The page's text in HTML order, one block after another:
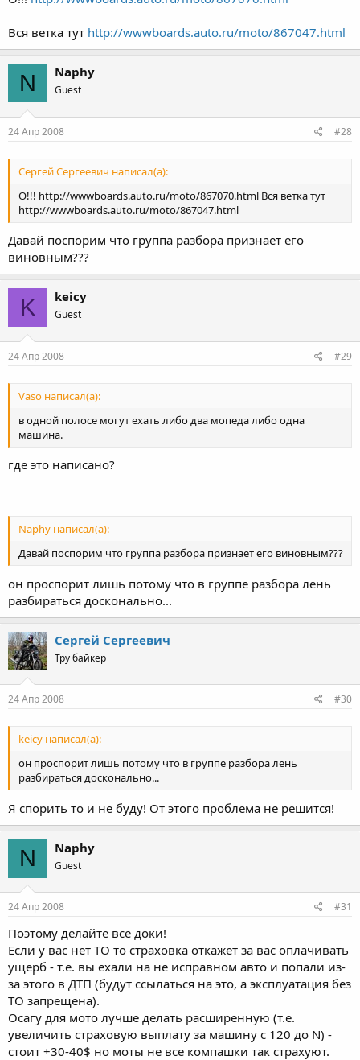
Вся ветка тут http://wwwboards.auto.ru/moto/867047.html
N Naphy
Guest
24 Апр 2008 #28
Сергей Сергеевич написал(а):
О!!! http://wwwboards.auto.ru/moto/867070.html Вся ветка тут
http://wwwboards.auto.ru/moto/867047.html
Давай поспорим что группа разбора признает его
виновным???
K keicy
Guest
24 Апр 2008 #29
Vaso написал(а):
в одной полосе могут ехать либо два мопеда либо одна
машина.
где это написано?
Naphy написал(а):
Давай поспорим что группа разбора признает его виновным???
он проспорит лишь потому что в группе разбора лень
разбираться досконально...
Сергей Сергеевич
Тру байкер
24 Апр 2008 #30
keicy написал(а):
он проспорит лишь потому что в группе разбора лень
разбираться досконально...
Я спорить то и не буду! От этого проблема не решится!
N Naphy
Guest
24 Апр 2008 #31
Поэтому делайте все доки!
Если у вас нет ТО то страховка откажет за вас оплачивать
ущерб - т.е. вы ехали на не исправном авто и попали из-
за этого в ДТП (будут ссылаться на это, а эксплуатация без
ТО запрещена).
Осагу для мото лучше делать расширенную (т.е.
увеличить страховую выплату за машину с 120 до N) -
стоит +30-40$ но моты не все компашки так страхуют.